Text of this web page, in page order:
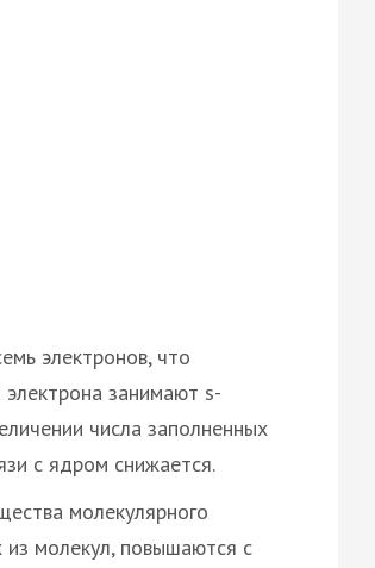
электронов, что
занимают s-
числа заполненных
с ядром снижается.
молекулярного
из молекул, повышаются с